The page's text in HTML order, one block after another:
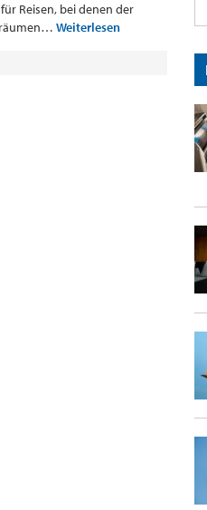
Reisen, bei denen der
Weiterlesen